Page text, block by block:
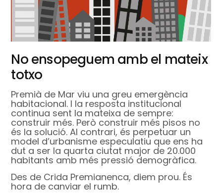
No ensopeguem amb el mateix
totxo
Premià de Mar viu una greu emergència
habitacional. I la resposta institucional
continua sent la mateixa de sempre:
construir més. Però construir més pisos no
és la solució. Al contrari, és perpetuar un
model d’urbanisme especulatiu que ens ha
dut a ser la quarta ciutat major de 20.000
habitants amb més pressió demogràfica.
Des de Crida Premianenca, diem prou. És
hora de canviar el rumb.